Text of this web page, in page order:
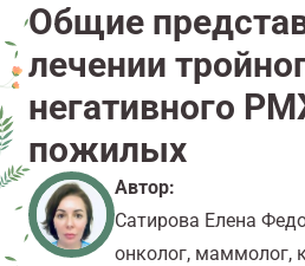
Общие
лечении
негативного
пожилых
Автор:
Сатирова Елена
онколог, маммолог,